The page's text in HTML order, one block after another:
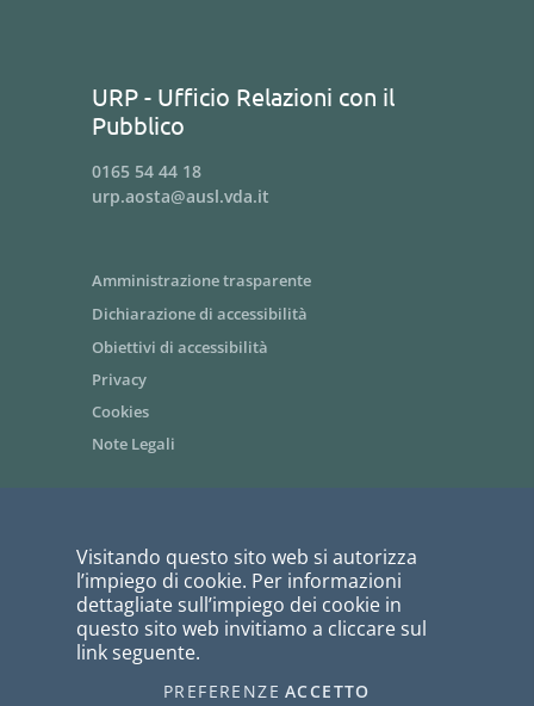
URP - Ufficio Relazioni con il
Pubblico
0165 54 44 18
urp.aosta@ausl.vda.it
Amministrazione trasparente
Dichiarazione di accessibilità
Obiettivi di accessibilità
Privacy
Cookies
Note Legali
Siti tematici - link utili
Informazioni per i fornitori
Bandi di gara
PagoPA
webmaster@ausl.vda.it
Visitando questo sito web si autorizza
l’impiego di cookie. Per informazioni
dettagliate sull’impiego dei cookie in
questo sito web invitiamo a cliccare sul
link seguente.
PREFERENZE ACCETTO